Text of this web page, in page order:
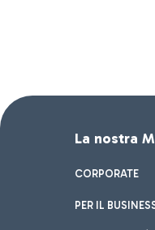
La nostra
CORPORATE
PER IL